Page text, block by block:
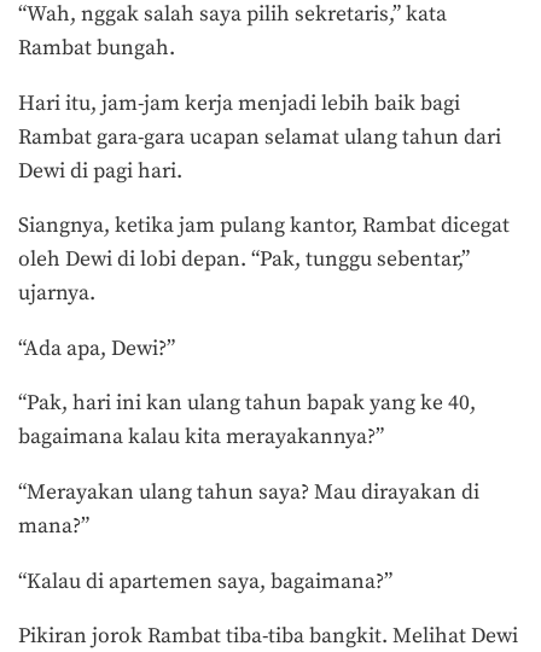
“Wah, nggak salah saya pilih sekretaris,” kata
Rambat bungah.
Hari itu, jam-jam kerja menjadi lebih baik bagi
Rambat gara-gara ucapan selamat ulang tahun dari
Dewi di pagi hari.
Siangnya, ketika jam pulang kantor, Rambat dicegat
oleh Dewi di lobi depan. “Pak, tunggu sebentar,”
ujarnya.
“Ada apa, Dewi?”
“Pak, hari ini kan ulang tahun bapak yang ke 40,
bagaimana kalau kita merayakannya?”
“Merayakan ulang tahun saya? Mau dirayakan di
mana?”
“Kalau di apartemen saya, bagaimana?”
Pikiran jorok Rambat tiba-tiba bangkit. Melihat Dewi